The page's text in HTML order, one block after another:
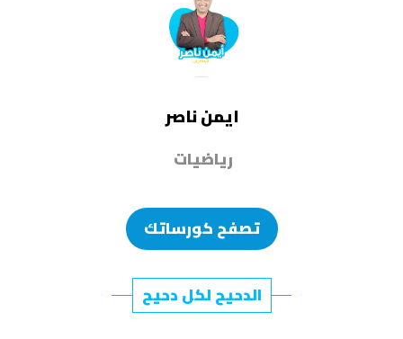
ايمن ناصر
رياضيات
تصفح كورساتك
الدحيح لكل دحيح